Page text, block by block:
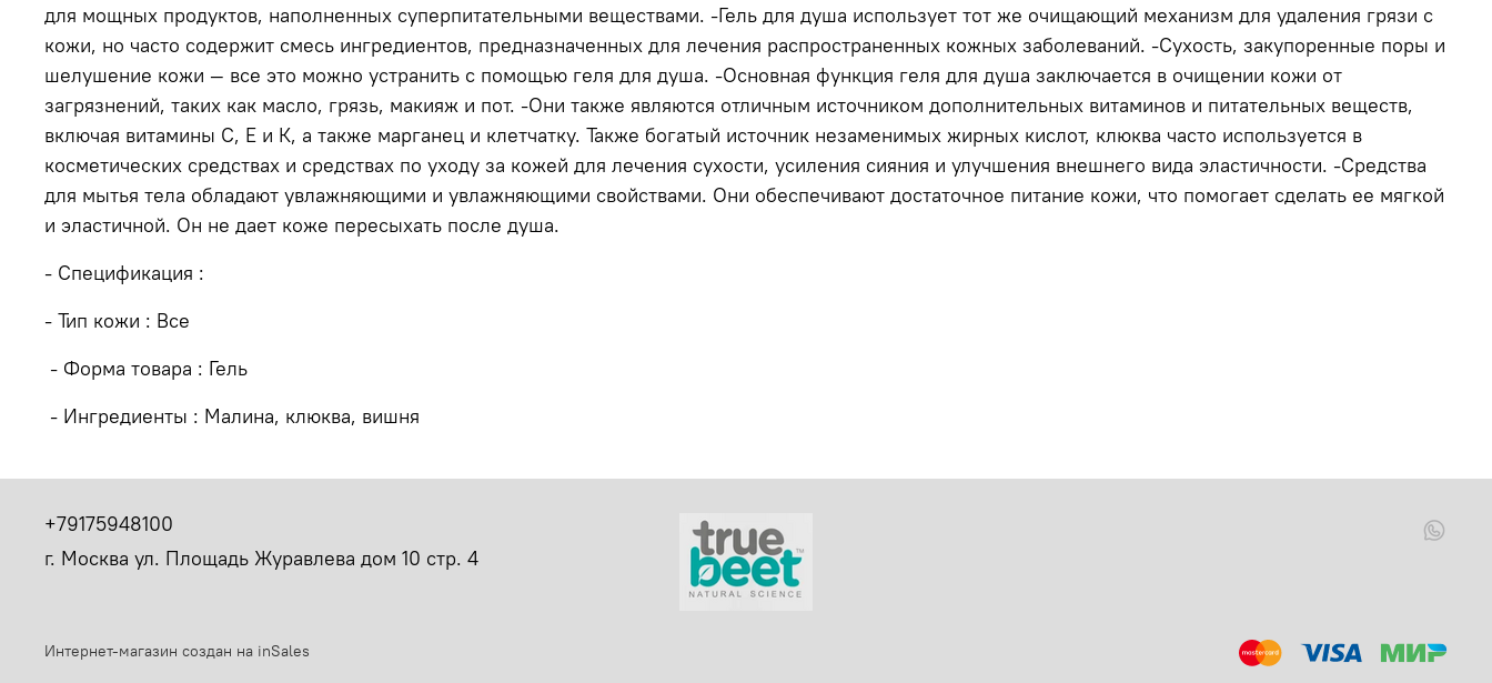
для мощных продуктов, наполненных суперпитательными веществами. -Гель для душа использует тот же очищающий механизм для удаления грязи с
кожи, но часто содержит смесь ингредиентов, предназначенных для лечения распространенных кожных заболеваний. -Сухость, закупоренные поры и
шелушение кожи — все это можно устранить с помощью геля для душа. -Основная функция геля для душа заключается в очищении кожи от
загрязнений, таких как масло, грязь, макияж и пот. -Они также являются отличным источником дополнительных витаминов и питательных веществ,
включая витамины С, Е и К, а также марганец и клетчатку. Также богатый источник незаменимых жирных кислот, клюква часто используется в
косметических средствах и средствах по уходу за кожей для лечения сухости, усиления сияния и улучшения внешнего вида эластичности. -Средства
для мытья тела обладают увлажняющими и увлажняющими свойствами. Они обеспечивают достаточное питание кожи, что помогает сделать ее мягкой
и эластичной. Он не дает коже пересыхать после душа.
- Спецификация :
- Тип кожи : Все
- Форма товара : Гель
- Ингредиенты : Малина, клюква, вишня
+79175948100
г. Москва ул. Площадь Журавлева дом 10 стр. 4
Интернет-магазин создан на inSales